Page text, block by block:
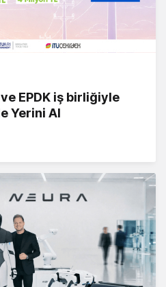
EPDK iş birliğiyle
Yerini Al